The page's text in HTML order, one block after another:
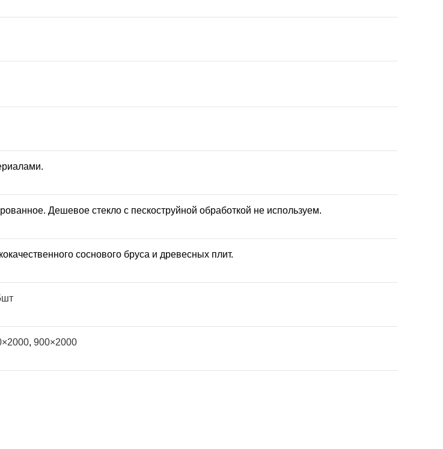
Дешевое стекло с пескоструйной обработкой не используем.
соснового бруса и древесных плит.
, 900×2000